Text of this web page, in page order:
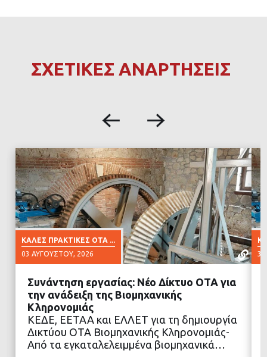
ΣΧΕΤΙΚΕΣ ΑΝΑΡΤΗΣΕΙΣ
ΚΑΛΈΣ ΠΡΑΚΤΙΚΈΣ ΟΤΑ ...
03 ΑΥΓΟΎΣΤΟΥ, 2026
ΔΙΑΒΑΣΤΕ ΠΕΡΙΣΣΟΤΕΡΑ
Συνάντηση εργασίας: Νέο Δίκτυο ΟΤΑ για
την ανάδειξη της Βιομηχανικής
Κληρονομιάς
ΚΕΔΕ, ΕΕΤΑΑ και ΕΛΛΕΤ για τη δημιουργία
Δικτύου ΟΤΑ Βιομηχανικής Κληρονομιάς-
Από τα εγκαταλελειμμένα βιομηχανικά…
30